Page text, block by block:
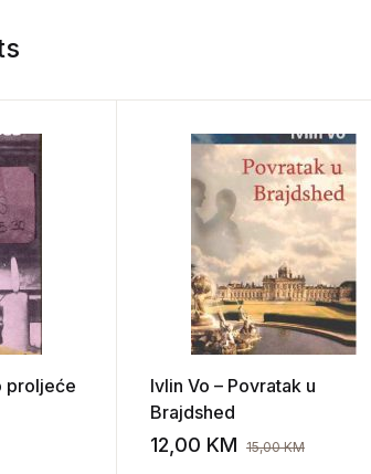
proljeće
Add to wishlist
Ivlin Vo – Povratak u
Brajdshed
12,00 KM 15,00KM